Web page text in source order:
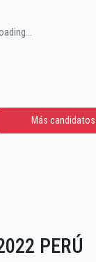
Más candidatos
PERÚ